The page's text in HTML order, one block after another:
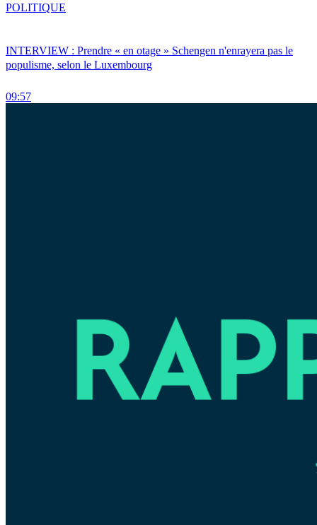
INTERVIEW : Prendre « en otage » Schengen n'enrayera pas le
populisme, selon le Luxembourg
09:57
POLITIQUE